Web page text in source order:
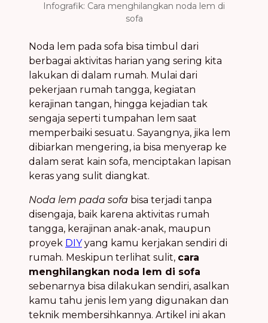
Infografik: Cara menghilangkan noda lem di
sofa
Noda lem pada sofa bisa timbul dari
berbagai aktivitas harian yang sering kita
lakukan di dalam rumah. Mulai dari
pekerjaan rumah tangga, kegiatan
kerajinan tangan, hingga kejadian tak
sengaja seperti tumpahan lem saat
memperbaiki sesuatu. Sayangnya, jika lem
dibiarkan mengering, ia bisa menyerap ke
dalam serat kain sofa, menciptakan lapisan
keras yang sulit diangkat.
Noda lem pada sofa bisa terjadi tanpa
disengaja, baik karena aktivitas rumah
tangga, kerajinan anak-anak, maupun
proyek DIYyang kamu kerjakan sendiri di
rumah. Meskipun terlihat sulit, cara
menghilangkan noda lem di sofa
sebenarnya bisa dilakukan sendiri, asalkan
kamu tahu jenis lem yang digunakan dan
teknik membersihkannya. Artikel ini akan